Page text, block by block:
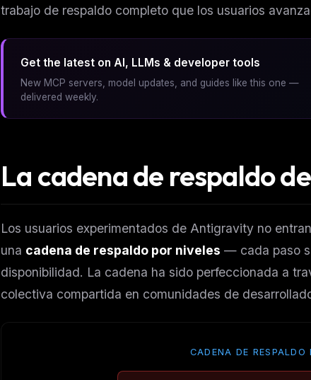
trabajo de respaldo completo que los usuarios
Get the latest on AI, LLMs & developer tools
New MCP servers, model updates, and guides like this one —
delivered weekly.
La cadena de respaldo
Los usuarios experimentados de Antigravity no
una cadena de respaldo por niveles — cada paso
disponibilidad. La cadena ha sido perfeccionada a
colectiva compartida en comunidades de
CADENA DE RESPALDO